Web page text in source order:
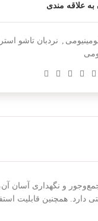
به علاقه مندی
, نردبان تاشو
و نگهداری آسان آن،
دارد. همچنین قابلیت